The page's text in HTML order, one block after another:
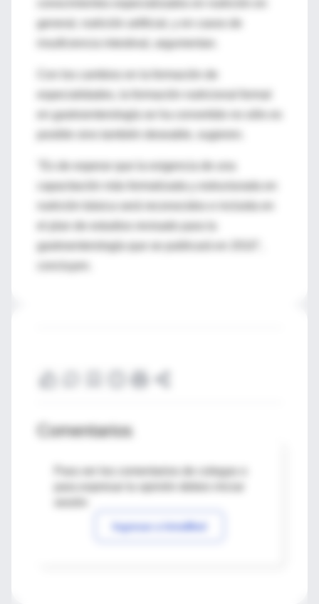
general, nutrición artificial, y en casos de
insuficiencia intestinal, argumentan.
en gastroenterología se ha convertido no sólo es
posible sino también deseable, sugieren.
"Es de esperar que la exigencia de una
capacitación más formalizada y estructurada en
gastroenterología que se publicará en 2010",
Comentarios
Para ver los comentarios de colegas o
Ingresar a IntraMed